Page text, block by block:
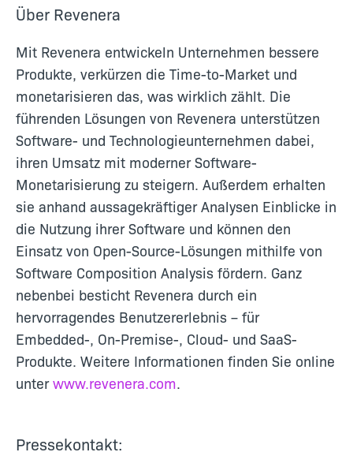
Über Revenera
Mit Revenera entwickeln Unternehmen bessere
Produkte, verkürzen die Time-to-Market und
monetarisieren das, was wirklich zählt. Die
führenden Lösungen von Revenera unterstützen
Software- und Technologieunternehmen dabei,
ihren Umsatz mit moderner Software-
Monetarisierung zu steigern. Außerdem erhalten
sie anhand aussagekräftiger Analysen Einblicke in
die Nutzung ihrer Software und können den
Einsatz von Open-Source-Lösungen mithilfe von
Software Composition Analysis fördern. Ganz
nebenbei besticht Revenera durch ein
hervorragendes Benutzererlebnis – für
Embedded-, On-Premise-, Cloud- und SaaS-
Produkte. Weitere Informationen finden Sie online
unterwww.revenera.com.
Pressekontakt: